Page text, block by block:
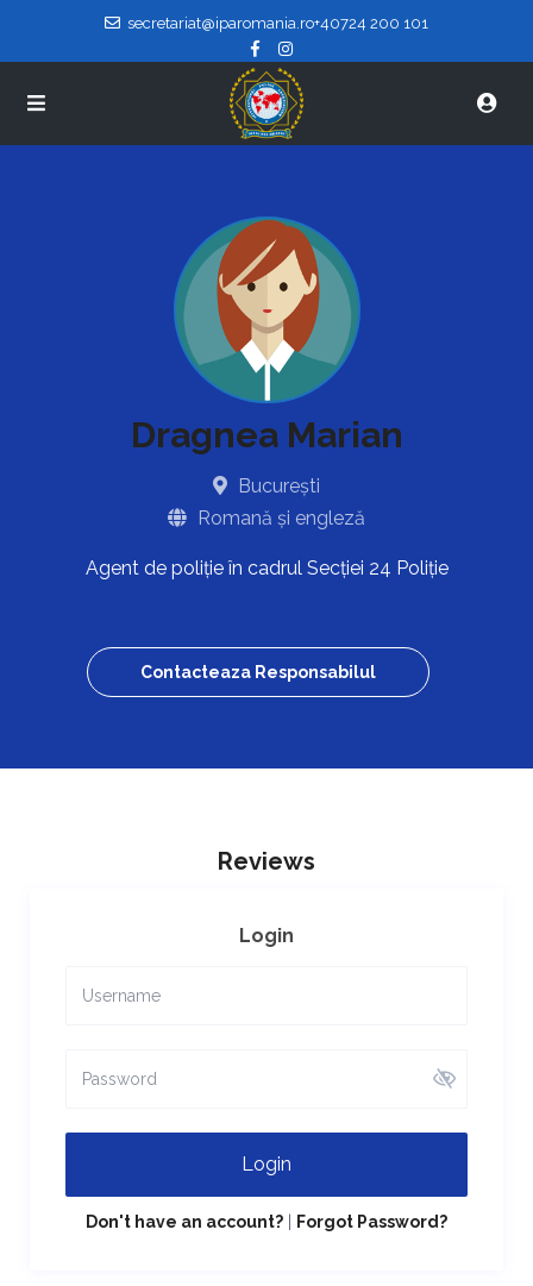
secretariat@iparomania.ro+40724 200 101
Dragnea Marian
București
Romană și engleză
Agent de poliție în cadrul Secției 24 Poliție
Contacteaza Responsabilul
Reviews
Login
Login
Don't have an account? Forgot Password?